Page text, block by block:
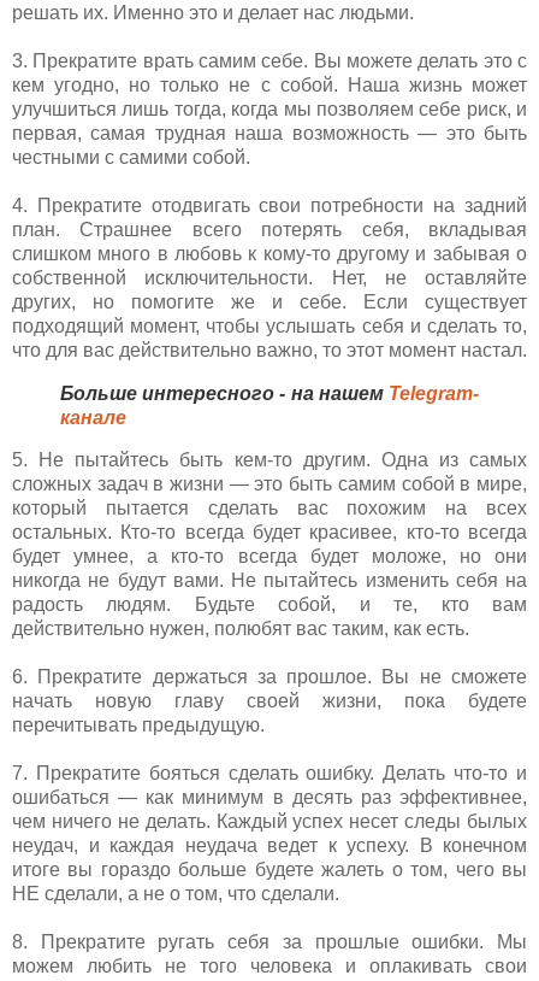
решать их. Именно это и делает нас людьми.
3. Прекратите врать самим себе. Вы можете делать это с
кем угодно, но только не с собой. Наша жизнь может
улучшиться лишь тогда, когда мы позволяем себе риск, и
первая, самая трудная наша возможность — это быть
честными с самими собой.
4. Прекратите отодвигать свои потребности на задний
план. Страшнее всего потерять себя, вкладывая
слишком много в любовь к кому-то другому и забывая о
собственной исключительности. Нет, не оставляйте
других, но помогите же и себе. Если существует
подходящий момент, чтобы услышать себя и сделать то,
что для вас действительно важно, то этот момент настал.
Больше интересного - на нашем Telegram-
канале
5. Не пытайтесь быть кем-то другим. Одна из самых
сложных задач в жизни — это быть самим собой в мире,
который пытается сделать вас похожим на всех
остальных. Кто-то всегда будет красивее, кто-то всегда
будет умнее, а кто-то всегда будет моложе, но они
никогда не будут вами. Не пытайтесь изменить себя на
радость людям. Будьте собой, и те, кто вам
действительно нужен, полюбят вас таким, как есть.
6. Прекратите держаться за прошлое. Вы не сможете
начать новую главу своей жизни, пока будете
перечитывать предыдущую.
7. Прекратите бояться сделать ошибку. Делать что-то и
ошибаться — как минимум в десять раз эффективнее,
чем ничего не делать. Каждый успех несет следы былых
неудач, и каждая неудача ведет к успеху. В конечном
итоге вы гораздо больше будете жалеть о том, чего вы
НЕ сделали, а не о том, что сделали.
8. Прекратите ругать себя за прошлые ошибки. Мы
можем любить не того человека и оплакивать свои